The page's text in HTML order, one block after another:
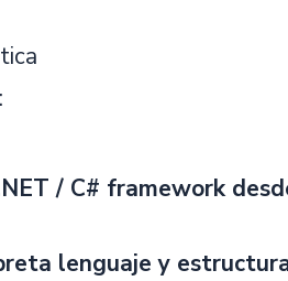
/ C# framework
lenguaje y